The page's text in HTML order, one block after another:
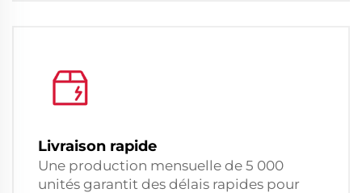
Livraison rapide
Une production mensuelle de 5 000
unités garantit des délais rapides pour